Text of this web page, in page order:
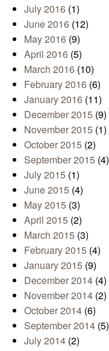
July 2016 (1)
June 2016 (12)
May 2016 (9)
April 2016 (5)
March 2016 (10)
February 2016 (6)
January 2016 (11)
December 2015 (9)
November 2015 (1)
October 2015 (2)
September 2015 (4)
July 2015 (1)
June 2015 (4)
May 2015 (3)
April 2015 (2)
March 2015 (3)
February 2015 (4)
January 2015 (9)
December 2014 (4)
November 2014 (2)
October 2014 (6)
September 2014 (5)
July 2014 (2)